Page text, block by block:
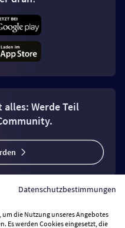
alles: Werde Teil
Datenschutzbestimmungen
um die Nutzung unseres Angebotes
Es werden Cookies eingesetzt, die